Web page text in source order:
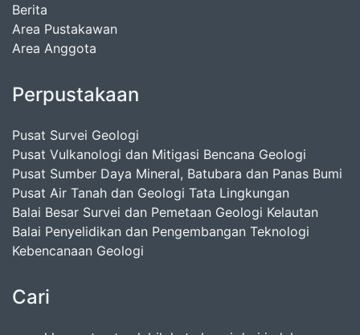
Berita
Area Pustakawan
Area Anggota
Perpustakaan
Pusat Survei Geologi
Pusat Vulkanologi dan Mitigasi Bencana Geologi
Pusat Sumber Daya Mineral, Batubara dan Panas Bumi
Pusat Air Tanah dan Geologi Tata Lingkungan
Balai Besar Survei dan Pemetaan Geologi Kelautan
Balai Penyelidikan dan Pengembangan Teknologi
Kebencanaan Geologi
Cari